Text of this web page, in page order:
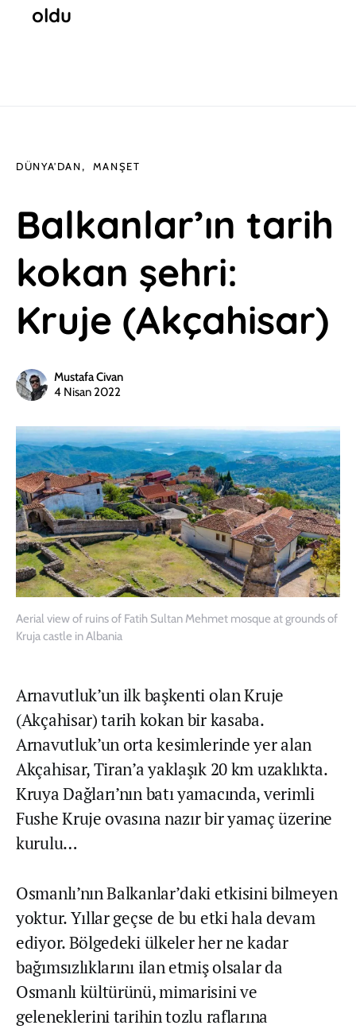
oldu
Aerial view of ruins of Fatih Sultan Mehmet mosque at grounds of
Kruja castle in Albania
DÜNYA'DAN MANŞET
Balkanlar’ın tarih
kokan şehri:
Kruje (Akçahisar)
Mustafa Civan
4 Nisan 2022
Arnavutluk’un ilk başkenti olan Kruje
(Akçahisar) tarih kokan bir kasaba.
Arnavutluk’un orta kesimlerinde yer alan
Akçahisar, Tiran’a yaklaşık 20 km uzaklıkta.
Kruya Dağları’nın batı yamacında, verimli
Fushe Kruje ovasına nazır bir yamaç üzerine
kurulu…
Osmanlı’nın Balkanlar’daki etkisini bilmeyen
yoktur. Yıllar geçse de bu etki hala devam
ediyor. Bölgedeki ülkeler her ne kadar
bağımsızlıklarını ilan etmiş olsalar da
Osmanlı kültürünü, mimarisini ve
geleneklerini tarihin tozlu raflarına